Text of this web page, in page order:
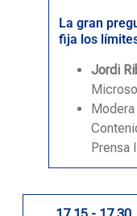
La gran
fija los
Jordi
Modera
Prensa